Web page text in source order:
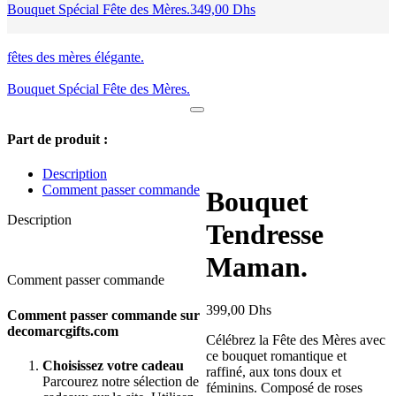
Bouquet Spécial Fête des Mères.349,00 Dhs
fêtes des mères élégante.
Bouquet Spécial Fête des Mères.
Part de produit :
Bouquet
Tendresse
Maman.
399,00 Dhs
Célébrez la Fête des Mères avec
ce bouquet romantique et
raffiné, aux tons doux et
féminins. Composé de roses
Description
Comment passer commande
Description
Comment passer commande
Comment passer commande sur
decomarcgifts.com
Choisissez votre cadeau
Parcourez notre sélection de